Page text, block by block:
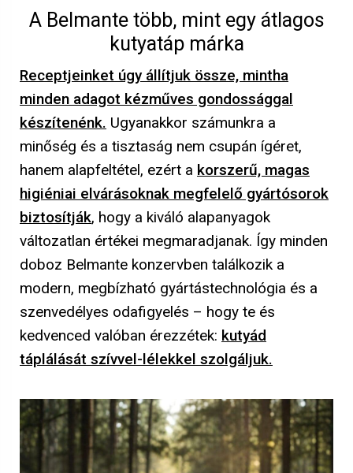
A Belmante több, mint egy átlagos
kutyatáp márka
Receptjeinket úgy állítjuk össze, mintha
minden adagot kézműves gondossággal
készítenénk. Ugyanakkor számunkra a
minőség és a tisztaság nem csupán ígéret,
hanem alapfeltétel, ezért a korszerű, magas
higiéniai elvárásoknak megfelelő gyártósorok
biztosítják, hogy a kiváló alapanyagok
változatlan értékei megmaradjanak. Így minden
doboz Belmante konzervben találkozik a
modern, megbízható gyártástechnológia és a
szenvedélyes odafigyelés – hogy te és
kedvenced valóban érezzétek: kutyád
táplálását szívvel-lélekkel szolgáljuk.